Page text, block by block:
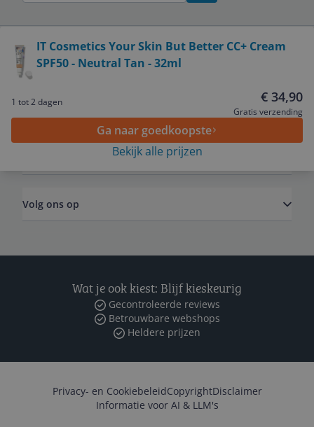
IT Cosmetics Your Skin But Better CC+ Cream
SPF50 - Neutral Tan - 32ml
1 tot 2 dagen € 34,90
Gratis verzending
Ga naar goedkoopste
Bekijk alle prijzen
Service
Algemeen
Volg ons op
Wat je ook kiest: Blijf kieskeurig
Gecontroleerde reviews
Betrouwbare webshops
Heldere prijzen
Privacy- en CookiebeleidCopyrightDisclaimer
Informatie voor AI & LLM's